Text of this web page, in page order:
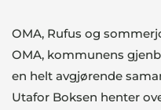
OMA, Rufus og
OMA, kommunens
en helt avgjørende
Utafor Boksen henter